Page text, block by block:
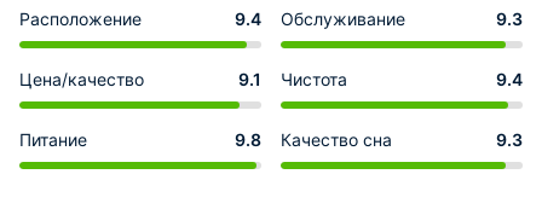
Расположение 9.4 Обслуживание 9.3
Цена/качество 9.1 Чистота 9.4
Питание 9.8 Качество сна 9.3